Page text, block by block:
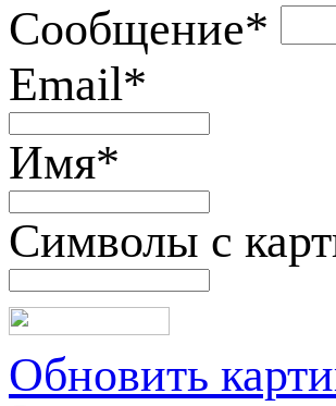
Сообщение*
Email*
Имя*
Символы с
Обновить